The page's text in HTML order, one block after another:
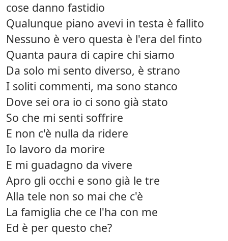
cose danno fastidio
Qualunque piano avevi in testa è fallito
Nessuno è vero questa è l'era del finto
Quanta paura di capire chi siamo
Da solo mi sento diverso, è strano
I soliti commenti, ma sono stanco
Dove sei ora io ci sono già stato
So che mi senti soffrire
E non c'è nulla da ridere
Io lavoro da morire
E mi guadagno da vivere
Apro gli occhi e sono già le tre
Alla tele non so mai che c'è
La famiglia che ce l'ha con me
Ed è per questo che?